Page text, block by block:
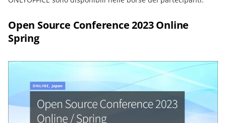
Open Source Conference 2023 Online
Spring